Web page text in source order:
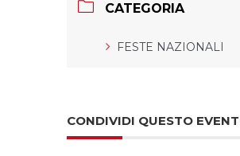
CATEGORIA
FESTE NAZIONALI
CONDIVIDI QUESTO